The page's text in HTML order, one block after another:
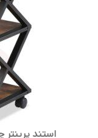
استند پرینتر